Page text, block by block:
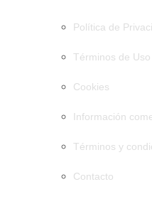
Política de
Términos de Uso
Cookies
Información
Términos y
Contacto